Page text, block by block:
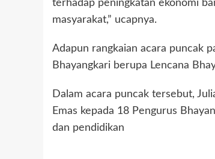
terhadap peningkatan ekonomi
masyarakat,” ucapnya.
Adapun rangkaian acara puncak
Bhayangkari berupa Lencana
Dalam acara puncak tersebut,
Emas kepada 18 Pengurus
dan pendidikan